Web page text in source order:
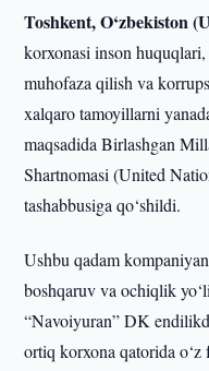
Toshkent, O‘zbekiston
korxonasi inson
muhofaza qilish va
xalqaro tamoyillarni
maqsadida Birlashgan
Shartnomasi (United
tashabbusiga qo‘shildi.
Ushbu qadam
boshqaruv va ochiqlik
“Navoiyuran” DK
ortiq korxona qatorida